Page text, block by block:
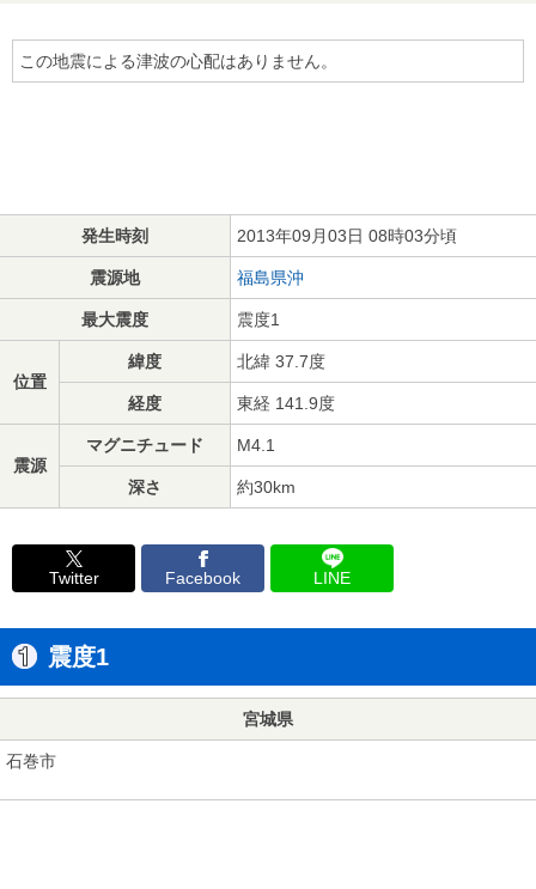
この地震による津波の心配はありません。
発生時刻 2013年09月03日 08時03分頃
震源地 福島県沖
最大震度 震度1
位置
緯度 北緯 37.7度
経度 東経 141.9度
震源
マグニチュード M4.1
深さ 約30km
Twitter Facebook LINE
震度1
宮城県
石巻市